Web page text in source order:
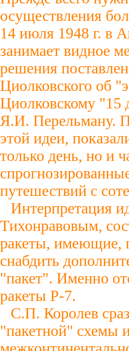
осуществления
14 июля 1948 г. в
занимает видное
решения
Циолковского об
Циолковскому "15
Я.И. Перельману.
этой идеи,
только день, но и
путешествий с
Интерпретация
Тихонравовым,
ракеты, имеющие,
снабдить
"пакет". Именно
ракеты Р-7.
С.П. Королев
"пакетной" схемы